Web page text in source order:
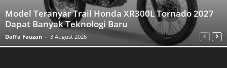
Model Teranyar Trail Honda XR300L Tornado 2027
Dapat Banyak Teknologi Baru
Daffa Fauzan - 3 August 2026